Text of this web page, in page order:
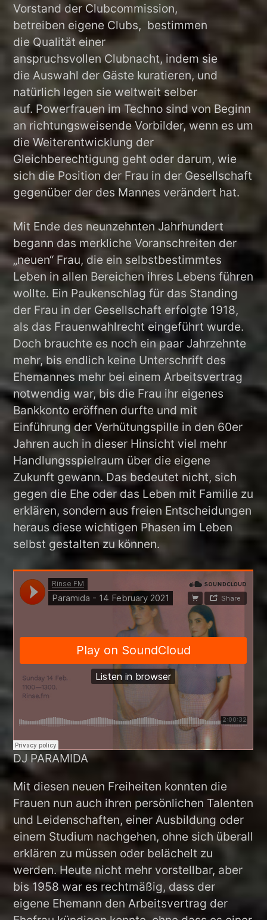
Vorstand der Clubcommission,
betreiben eigene Clubs, bestimmen
die Qualität einer
anspruchsvollen Clubnacht, indem sie
die Auswahl der Gäste kuratieren, und
natürlich legen sie weltweit selber
auf. Powerfrauen im Techno sind von Beginn
an richtungsweisende Vorbilder, wenn es um
die Weiterentwicklung der
Gleichberechtigung geht oder darum, wie
sich die Position der Frau in der Gesellschaft
gegenüber der des Mannes verändert hat.
Mit Ende des neunzehnten Jahrhundert
begann das merkliche Voranschreiten der
„neuen“ Frau, die ein selbstbestimmtes
Leben in allen Bereichen ihres Lebens führen
wollte. Ein Paukenschlag für das Standing
der Frau in der Gesellschaft erfolgte 1918,
als das Frauenwahlrecht eingeführt wurde.
Doch brauchte es noch ein paar Jahrzehnte
mehr, bis endlich keine Unterschrift des
Ehemannes mehr bei einem Arbeitsvertrag
notwendig war, bis die Frau ihr eigenes
Bankkonto eröffnen durfte und mit
Einführung der Verhütungspille in den 60er
Jahren auch in dieser Hinsicht viel mehr
Handlungsspielraum über die eigene
Zukunft gewann. Das bedeutet nicht, sich
gegen die Ehe oder das Leben mit Familie zu
erklären, sondern aus freien Entscheidungen
heraus diese wichtigen Phasen im Leben
selbst gestalten zu können.
DJ PARAMIDA
Mit diesen neuen Freiheiten konnten die
Frauen nun auch ihren persönlichen Talenten
und Leidenschaften, einer Ausbildung oder
einem Studium nachgehen, ohne sich überall
erklären zu müssen oder belächelt zu
werden. Heute nicht mehr vorstellbar, aber
bis 1958 war es rechtmäßig, dass der
eigene Ehemann den Arbeitsvertrag der